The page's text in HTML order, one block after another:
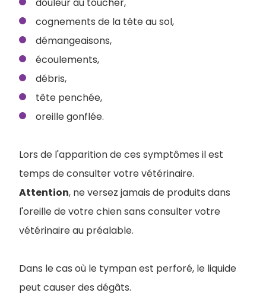
cognements de la tête au sol,
démangeaisons,
écoulements,
débris,
tête penchée,
oreille gonflée.
Lors de l'apparition de ces symptômes il est
temps de consulter votre vétérinaire.
Attention, ne versez jamais de produits dans
l'oreille de votre chien sans consulter votre
vétérinaire au préalable.
Dans le cas où le tympan est perforé, le liquide
peut causer des dégâts.